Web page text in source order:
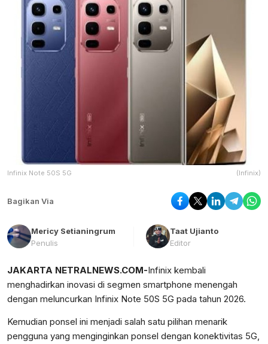
Infinix Note 50S 5G (Infinix)
Bagikan Via
Mericy Setianingrum
Penulis
Taat Ujianto
Editor
JAKARTA NETRALNEWS.COM-Infinix kembali
menghadirkan inovasi di segmen smartphone menengah
dengan meluncurkan Infinix Note 50S 5G pada tahun 2026.
Kemudian ponsel ini menjadi salah satu pilihan menarik
pengguna yang menginginkan ponsel dengan konektivitas 5G,